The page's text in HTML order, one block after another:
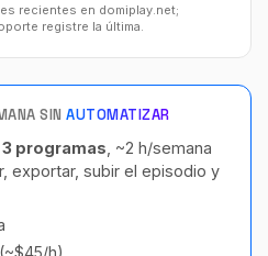
recientes en domiplay.net;
registre la última.
SINAUTOMATIZAR
3 programas , ~2 h/semana
exportar, subir el episodio y